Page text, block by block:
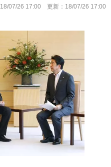
18/07/26 17:00 更新： 18/07/26 17:00